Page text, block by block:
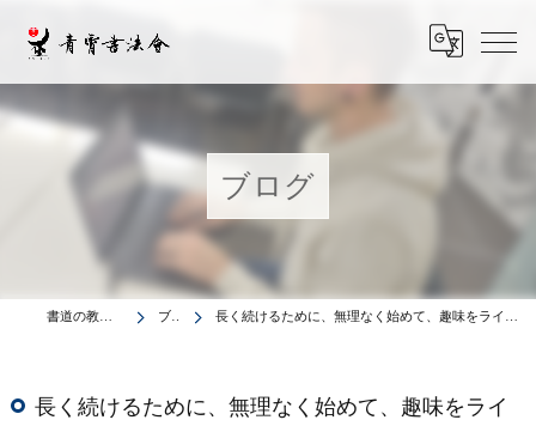
ブログ
書道の教室は青霄書法会 ブログ 長く続けるために、無理なく始めて、趣味をライフワークに★『書道』のお稽古なら【青霄書法会】
長く続けるために、無理なく始めて、趣味をライ